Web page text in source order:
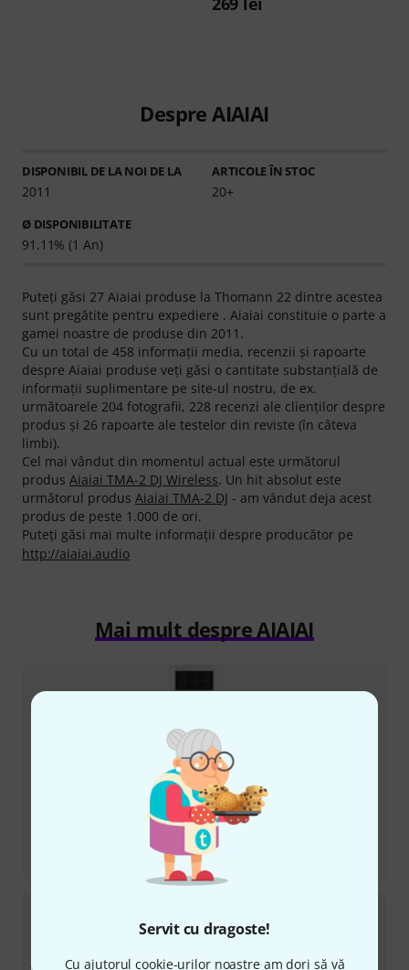
Servit cu dragoste!
Cu ajutorul cookie-urilor noastre am dori să vă
Despre AIAIAI
DISPONIBIL DE LA NOI DE LA
2011
ARTICOLE ÎN STOC
20+
Ø DISPONIBILITATE
91.11% (1 An)
Puteţi găsi 27 Aiaiai produse la Thomann 22 dintre acestea
sunt pregătite pentru expediere . Aiaiai constituie o parte a
gamei noastre de produse din 2011.
Cu un total de 458 informaţii media, recenzii şi rapoarte
despre Aiaiai produse veţi găsi o cantitate substanţială de
informaţii suplimentare pe site-ul nostru, de ex.
următoarele 204 fotografii, 228 recenzi ale clienţilor despre
produs şi 26 rapoarte ale testelor din reviste (în câteva
limbi).
Cel mai vândut din momentul actual este următorul
produs Aiaiai TMA-2 DJ Wireless. Un hit absolut este
următorul produs Aiaiai TMA-2 DJ - am vândut deja acest
produs de peste 1.000 de ori.
Puteți găsi mai multe informații despre producător pe
http://aiaiai.audio
Mai mult despre AIAIAI